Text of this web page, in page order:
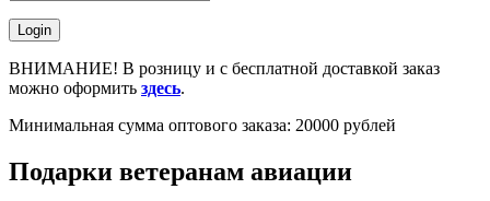
ВНИМАНИЕ! В розницу и с бесплатной доставкой заказ
можно оформить здесь.
Минимальная сумма оптового заказа: 20000 рублей
Подарки ветеранам авиации